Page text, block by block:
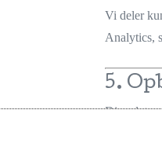
Vi deler
Analytics,
5.
Dine data